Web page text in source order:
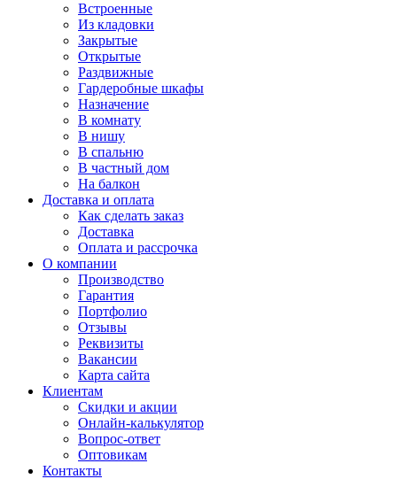
Встроенные
Из кладовки
Закрытые
Открытые
Раздвижные
Гардеробные шкафы
Назначение
В комнату
В нишу
В спальню
В частный дом
На балкон
Доставка и оплата
Как сделать заказ
Доставка
Оплата и рассрочка
О компании
Производство
Гарантия
Портфолио
Отзывы
Реквизиты
Вакансии
Карта сайта
Клиентам
Скидки и акции
Онлайн-калькулятор
Вопрос-ответ
Оптовикам
Контакты